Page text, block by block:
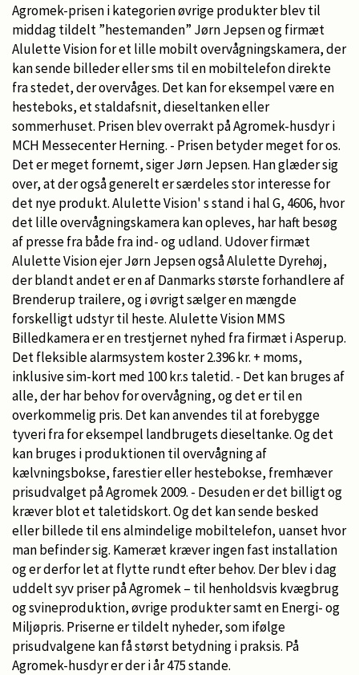
Agromek-prisen i kategorien øvrige produkter blev til
middag tildelt ”hestemanden” Jørn Jepsen og firmæt
Alulette Vision for et lille mobilt overvågningskamera, der
kan sende billeder eller sms til en mobiltelefon direkte
fra stedet, der overvåges. Det kan for eksempel være en
hesteboks, et staldafsnit, dieseltanken eller
sommerhuset. Prisen blev overrakt på Agromek-husdyr i
MCH Messecenter Herning. - Prisen betyder meget for os.
Det er meget fornemt, siger Jørn Jepsen. Han glæder sig
over, at der også generelt er særdeles stor interesse for
det nye produkt. Alulette Vision' s stand i hal G, 4606, hvor
det lille overvågningskamera kan opleves, har haft besøg
af presse fra både fra ind- og udland. Udover firmæt
Alulette Vision ejer Jørn Jepsen også Alulette Dyrehøj,
der blandt andet er en af Danmarks største forhandlere af
Brenderup trailere, og i øvrigt sælger en mængde
forskelligt udstyr til heste. Alulette Vision MMS
Billedkamera er en trestjernet nyhed fra firmæt i Asperup.
Det fleksible alarmsystem koster 2.396 kr. + moms,
inklusive sim-kort med 100 kr.s taletid. - Det kan bruges af
alle, der har behov for overvågning, og det er til en
overkommelig pris. Det kan anvendes til at forebygge
tyveri fra for eksempel landbrugets dieseltanke. Og det
kan bruges i produktionen til overvågning af
kælvningsbokse, farestier eller hestebokse, fremhæver
prisudvalget på Agromek 2009. - Desuden er det billigt og
kræver blot et taletidskort. Og det kan sende besked
eller billede til ens almindelige mobiltelefon, uanset hvor
man befinder sig. Kameræt kræver ingen fast installation
og er derfor let at flytte rundt efter behov. Der blev i dag
uddelt syv priser på Agromek – til henholdsvis kvægbrug
og svineproduktion, øvrige produkter samt en Energi- og
Miljøpris. Priserne er tildelt nyheder, som ifølge
prisudvalgene kan få størst betydning i praksis. På
Agromek-husdyr er der i år 475 stande.